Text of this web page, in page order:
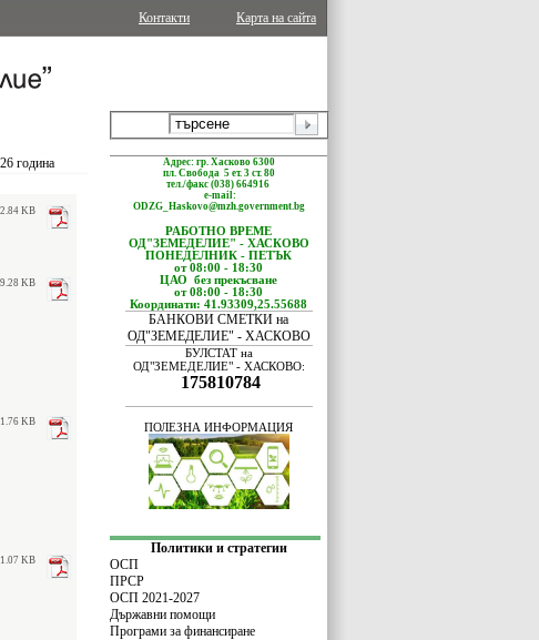
Карта на сайта
Контакти
година
KB
KB
KB
KB
Адрес: гр. Хасково 6300
пл. Свобода 5 ет. 3 ст. 80
тел./факс (038) 664916
e-mail:
ODZG_Haskovo@mzh.government.bg
РАБОТНО ВРЕМЕ
ОД"ЗЕМЕДЕЛИЕ" - ХАСКОВО
ПОНЕДЕЛНИК - ПЕТЪК
от 08:00 - 18:30
ЦАО без прекъсване
от 08:00 - 18:30
Координати: 41.93309,25.55688
БАНКОВИ СМЕТКИ на
ОД"ЗЕМЕДЕЛИЕ" - ХАСКОВО
БУЛСТАТ на
ОД"ЗЕМЕДЕЛИЕ" - ХАСКОВО:
175810784
ПОЛЕЗНА ИНФОРМАЦИЯ
Политики и стратегии
ОСП
ПРСР
ОСП 2021-2027
Държавни помощи
Програми за финансиране